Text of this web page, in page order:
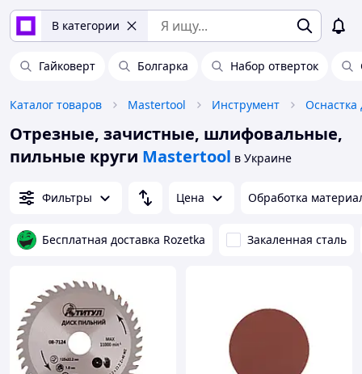
В категории
Гайковерт Болгарка Набор отверток
Каталог товаров Mastertool Инструмент Оснастка
Отрезные, зачистные, шлифовальные,
пильные круги Mastertool в Украине
Фильтры Цена Обработка
Бесплатная доставка Rozetka Закаленная сталь